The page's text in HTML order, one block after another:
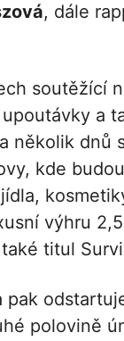
, dále
soutěžící
a
několik dnů
kde
výhru
titul
pak
polovině